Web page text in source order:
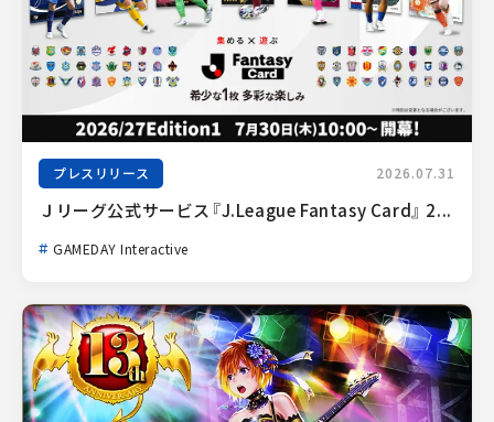
プレスリリース 2026.07.31
Ｊリーグ公式サービス『J.League Fantasy Card』 2...
GAMEDAY Interactive